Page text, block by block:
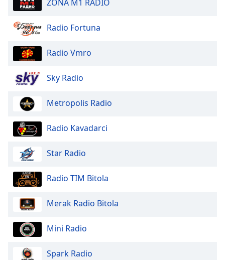
window.
Escape
cancel
close
window.
Color
Background
Opacity
ZONA M1 RADIO
Radio Fortuna
Radio Vmro
Sky Radio
Metropolis Radio
Radio Kavadarci
Star Radio
Radio TIM Bitola
Merak Radio Bitola
Mini Radio
Spark Radio